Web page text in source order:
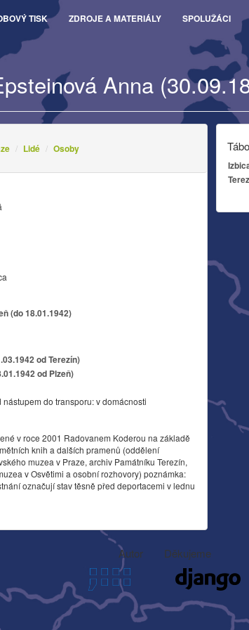
TISK ZDROJE A MATERIÁLY SPOLUŽÁCI
Anna
Lidé Osoby
(do 18.01.1942)
od Terezín)
od Plzeň)
nástupem do transporu: v domácnosti
v roce 2001 Radovanem Koderou na základě
knih a dalších pramenů (oddělení
muzea v Praze, archiv Památníku Terezín,
v Osvětimi a osobní rozhovory) poznámka:
označují stav těsně před deportacemi v lednu
Autor Děkujeme